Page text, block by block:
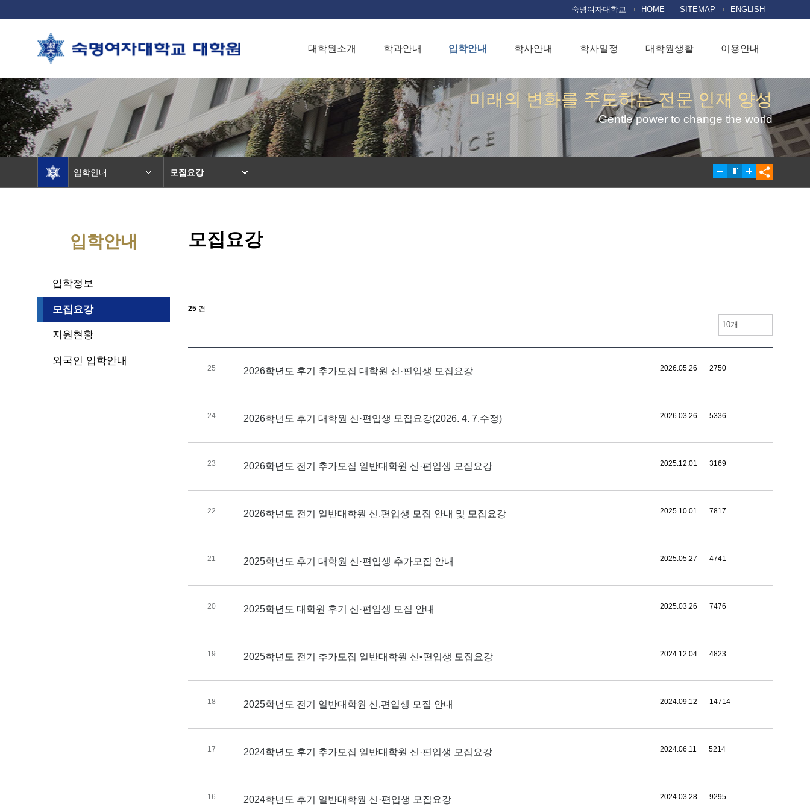
숙명여자대학교 HOME SITEMAP ENGLISH
대학원소개 학과안내 입학안내 학사안내 학사일정 대학원생활 이용안내
미래의 변화를 주도하는 전문 인재 양성
Gentle power to change the world
입학안내 모집요강
입학안내
입학정보
모집요강
지원현황
외국인 입학안내
모집요강
25 건
10개
25 2026학년도 후기 추가모집 대학원 신·편입생 모집요강 2026.05.26 2750
24 2026학년도 후기 대학원 신·편입생 모집요강(2026. 4. 7.수정) 2026.03.26 5336
23 2026학년도 전기 추가모집 일반대학원 신·편입생 모집요강 2025.12.01 3169
22 2026학년도 전기 일반대학원 신.편입생 모집 안내 및 모집요강 2025.10.01 7817
21 2025학년도 후기 대학원 신·편입생 추가모집 안내 2025.05.27 4741
20 2025학년도 대학원 후기 신·편입생 모집 안내 2025.03.26 7476
19 2025학년도 전기 추가모집 일반대학원 신•편입생 모집요강 2024.12.04 4823
18 2025학년도 전기 일반대학원 신.편입생 모집 안내 2024.09.12 14714
17 2024학년도 후기 추가모집 일반대학원 신·편입생 모집요강 2024.06.11 5214
16 2024학년도 후기 일반대학원 신·편입생 모집요강 2024.03.28 9295